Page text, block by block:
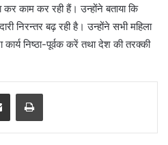
कर काम कर रही हैं। उन्होंने बताया कि
निरन्तर बढ़ रही है। उन्होंने सभी महिला
निष्ठा-पूर्वक करें तथा देश की तरक्की
Share via Email Print